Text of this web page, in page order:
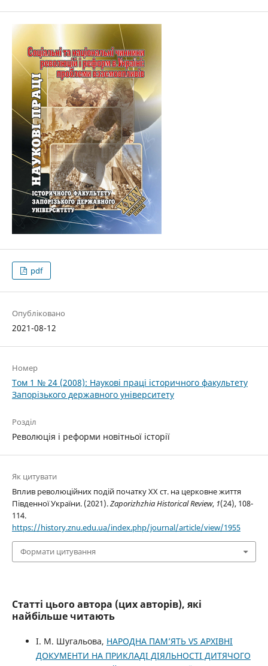
pdf
Опубліковано
2021-08-12
Номер
Том 1 № 24 (2008): Наукові праці історичного факультету
Запорізького державного університету
Розділ
Революція і реформи новітньої історії
Як цитувати
Вплив революційних подій початку ХХ ст. на церковне життя
Південної України. (2021).Zaporizhzhia Historical Review, 1(24), 108-
114.
https://history.znu.edu.ua/index.php/journal/article/view/1955
Формати цитування
Статті цього автора (цих авторів), які
найбільше читають
І. М. Шугальова, НАРОДНА ПАМ’ЯТЬ VS АРХІВНІ
ДОКУМЕНТИ НА ПРИКЛАДІ ДІЯЛЬНОСТІ ДИТЯЧОГО